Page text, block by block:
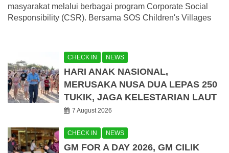
masyarakat melalui berbagai program Corporate Social
Responsibility (CSR). Bersama SOS Children's Villages
CHECK IN NEWS
HARI ANAK NASIONAL,
MERUSAKA NUSA DUA LEPAS 250
TUKIK, JAGA KELESTARIAN LAUT
7 August 2026
CHECK IN NEWS
GM FOR A DAY 2026, GM CILIK